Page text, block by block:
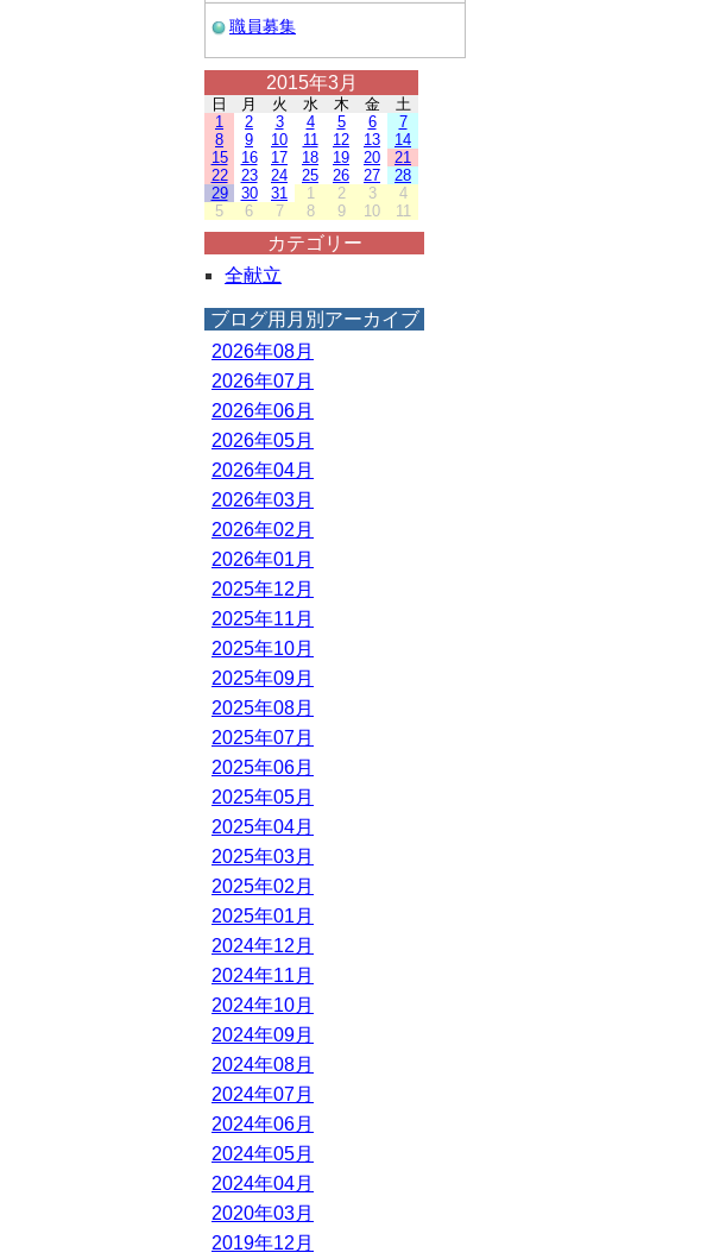
職員募集
2015年3月
日 月 火 水 木 金
土
1
2 3 4 5 6
7
8
9 10 11 12 13
14
15
16 17 18 19 20
21
22
23 24 25 26 27
28
29
30 31 1 2 3
4
5
6 7 8 9 10 11
カテゴリー
全献立
ブログ用月別アーカイブ
2026年08月
2026年07月
2026年06月
2026年05月
2026年04月
2026年03月
2026年02月
2026年01月
2025年12月
2025年11月
2025年10月
2025年09月
2025年08月
2025年07月
2025年06月
2025年05月
2025年04月
2025年03月
2025年02月
2025年01月
2024年12月
2024年11月
2024年10月
2024年09月
2024年08月
2024年07月
2024年06月
2024年05月
2024年04月
2020年03月
2019年12月